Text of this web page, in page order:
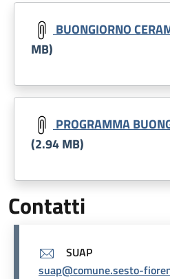
Document
BUONGIORNO
MB)
Document
PROGRAMMA
(2.94 MB)
Contatti
SUAP
suap@comune.sesto-